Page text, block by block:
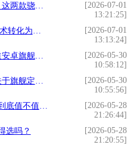
旗舰一步到位
[2026-07-01
13:21:25]
通的深层底气
[2026-07-01
13:13:24]
全面无短板
[2026-05-30
10:58:12]
义的革命
[2026-05-30
10:55:56]
不值得买？
[2026-05-28
21:26:44]
选吗？
[2026-05-28
21:20:55]